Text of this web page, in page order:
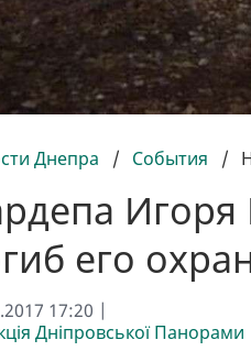
Днепра / События /
Игоря
его
17:20 |
Дніпровської Панорами